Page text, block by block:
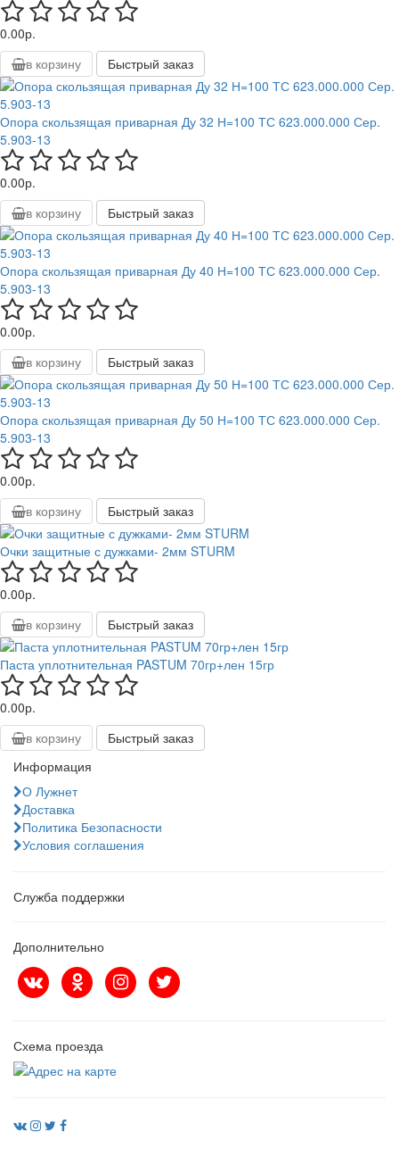
0.00р.
в корзину
Быстрый заказ
Опора скользящая приварная Ду 32 Н=100 ТС 623.000.000 Сер.
5.903-13
0.00р.
в корзину
Быстрый заказ
Опора скользящая приварная Ду 40 Н=100 ТС 623.000.000 Сер.
5.903-13
0.00р.
в корзину
Быстрый заказ
Опора скользящая приварная Ду 50 Н=100 ТС 623.000.000 Сер.
5.903-13
0.00р.
в корзину
Быстрый заказ
Очки защитные с дужками- 2мм STURM
0.00р.
в корзину
Быстрый заказ
Паста уплотнительная PASTUM 70гр+лен 15гр
0.00р.
в корзину
Быстрый заказ
Информация
О Лужнет
Доставка
Политика Безопасности
Условия соглашения
Служба поддержки
Дополнительно
Схема проезда